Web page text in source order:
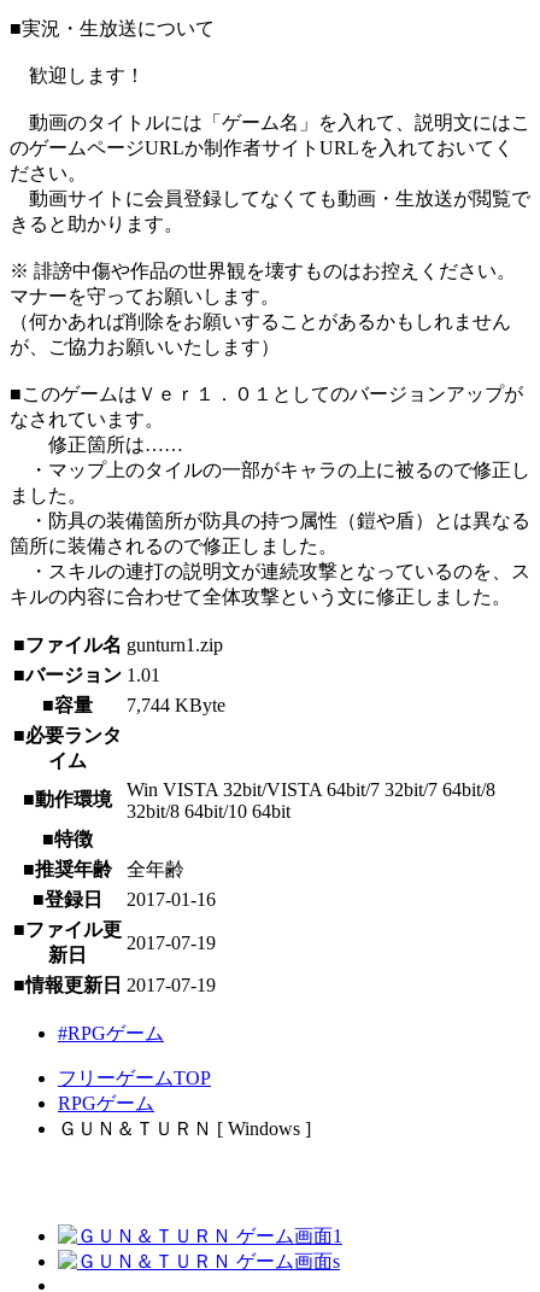
■実況・生放送について
歓迎します！
動画のタイトルには「ゲーム名」を入れて、説明文にはこ
のゲームページURLか制作者サイトURLを入れておいてく
ださい。
動画サイトに会員登録してなくても動画・生放送が閲覧で
きると助かります。
※ 誹謗中傷や作品の世界観を壊すものはお控えください。
マナーを守ってお願いします。
（何かあれば削除をお願いすることがあるかもしれません
が、ご協力お願いいたします）
■このゲームはＶｅｒ１．０１としてのバージョンアップが
なされています。
修正箇所は……
・マップ上のタイルの一部がキャラの上に被るので修正し
ました。
・防具の装備箇所が防具の持つ属性（鎧や盾）とは異なる
箇所に装備されるので修正しました。
・スキルの連打の説明文が連続攻撃となっているのを、ス
キルの内容に合わせて全体攻撃という文に修正しました。
■ファイル名 gunturn1.zip
■バージョン 1.01
■容量
7,744 KByte
■必要ランタ
イム
■動作環境
Win VISTA 32bit/VISTA 64bit/7 32bit/7 64bit/8
32bit/8 64bit/10 64bit
■特徴
■推奨年齢
全年齢
■登録日
2017-01-16
■ファイル更
新日
2017-07-19
■情報更新日 2017-07-19
#RPGゲーム
フリーゲームTOP
RPGゲーム
ＧＵＮ＆ＴＵＲＮ [ Windows ]